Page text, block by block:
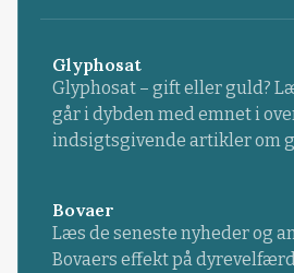
Glyphosat
Glyphosat – gift eller guld?
går i dybden med emnet i
indsigtsgivende artikler om
Bovaer
Læs de seneste nyheder og
Bovaers effekt på